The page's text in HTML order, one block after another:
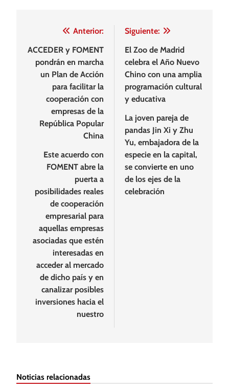
Navegación
de
entradas
Anterior:
ACCEDER y FOMENT
pondrán en marcha
un Plan de Acción
para facilitar la
cooperación con
empresas de la
República Popular
China
Este acuerdo con
FOMENT abre la
puerta a
posibilidades reales
de cooperación
empresarial para
aquellas empresas
asociadas que estén
interesadas en
acceder al mercado
de dicho país y en
canalizar posibles
inversiones hacia el
nuestro
Siguiente:
El Zoo de Madrid
celebra el Año Nuevo
Chino con una amplia
programación cultural
y educativa
La joven pareja de
pandas Jin Xi y Zhu
Yu, embajadora de la
especie en la capital,
se convierte en uno
de los ejes de la
celebración
Noticias relacionadas